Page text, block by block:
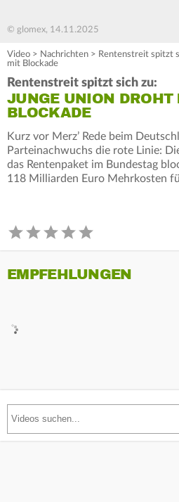
© glomex, 14.11.2025
Video > Nachrichten > Rentenstreit spitzt
mit Blockade
Rentenstreit spitzt sich zu:
JUNGE UNION DROHT
BLOCKADE
Kurz vor Merz’ Rede beim
Parteinachwuchs die rote Linie:
das Rentenpaket im Bundestag
118 Milliarden Euro Mehrkosten
EMPFEHLUNGEN